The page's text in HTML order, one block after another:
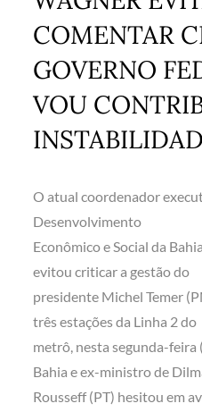
COMENTAR
GOVERNO
VOU
O atual coordenador
Desenvolvimento
Econômico e Social da
evitou criticar a gestão do
presidente Michel Temer
três estações da Linha 2 do
metrô, nesta segunda-feira
Bahia e ex-ministro de
Rousseff (PT) hesitou em